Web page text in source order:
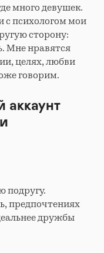
много девушек.
с психологом мои
сторону:
Мне нравятся
целях, любви
говорим.
аккаунт
подругу.
предпочтениях
дружбы